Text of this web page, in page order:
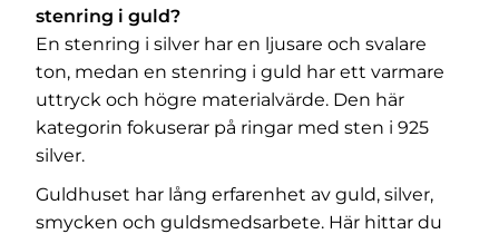
stenring i guld?
En stenring i silver har en ljusare och svalare
ton, medan en stenring i guld har ett varmare
uttryck och högre materialvärde. Den här
kategorin fokuserar på ringar med sten i 925
silver.
Guldhuset har lång erfarenhet av guld, silver,
smycken och guldsmedsarbete. Här hittar du